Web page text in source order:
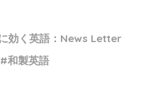
効く英語：News Letter
和製英語